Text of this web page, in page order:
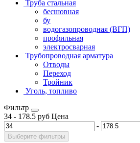
Труба стальная
бесшовная
бу
водогазопроводная (ВГП)
профильная
электросварная
Трубопроводная арматура
Отводы
Переход
Тройник
Уголь, топливо
Фильтр
34 - 178.5 руб Цена
-
Выберите фильтры